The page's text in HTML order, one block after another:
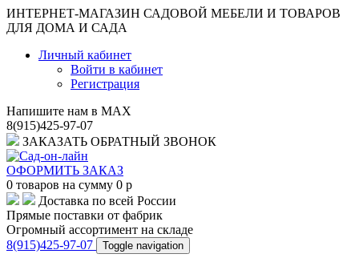
ИНТЕРНЕТ-МАГАЗИН САДОВОЙ МЕБЕЛИ И ТОВАРОВ
ДЛЯ ДОМА И САДА
Личный кабинет
Войти в кабинет
Регистрация
Напишите нам в MAX
8(915)425-97-07
ЗАКАЗАТЬ ОБРАТНЫЙ ЗВОНОК
ОФОРМИТЬ ЗАКАЗ
0 товаров на сумму 0 p
Доставка по всей России
Прямые поставки от фабрик
Огромный ассортимент на складе
8(915)425-97-07
Toggle navigation